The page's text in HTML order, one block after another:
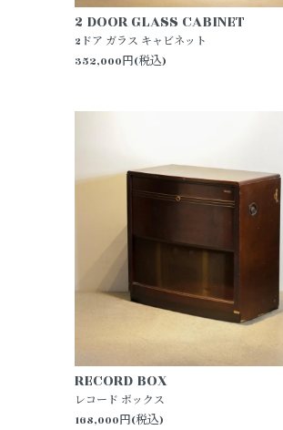
2 DOOR GLASS CABINET
2ドア ガラス キャビネット
352,000円(税込)
RECORD BOX
レコード ボックス
168,000円(税込)